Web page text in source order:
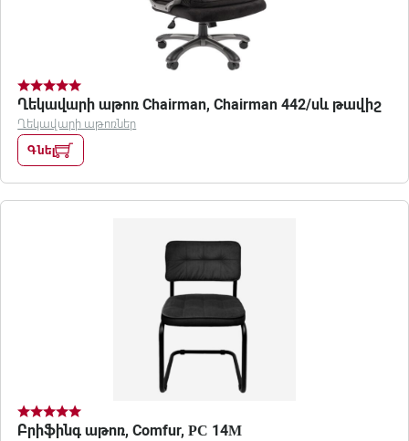
Ղեկավարի աթոռ Chairman, Chairman 442/սև թավիշ
Ղեկավարի աթոռներ
Գնել
Բրիֆինգ աթոռ, Comfur, РС 14М